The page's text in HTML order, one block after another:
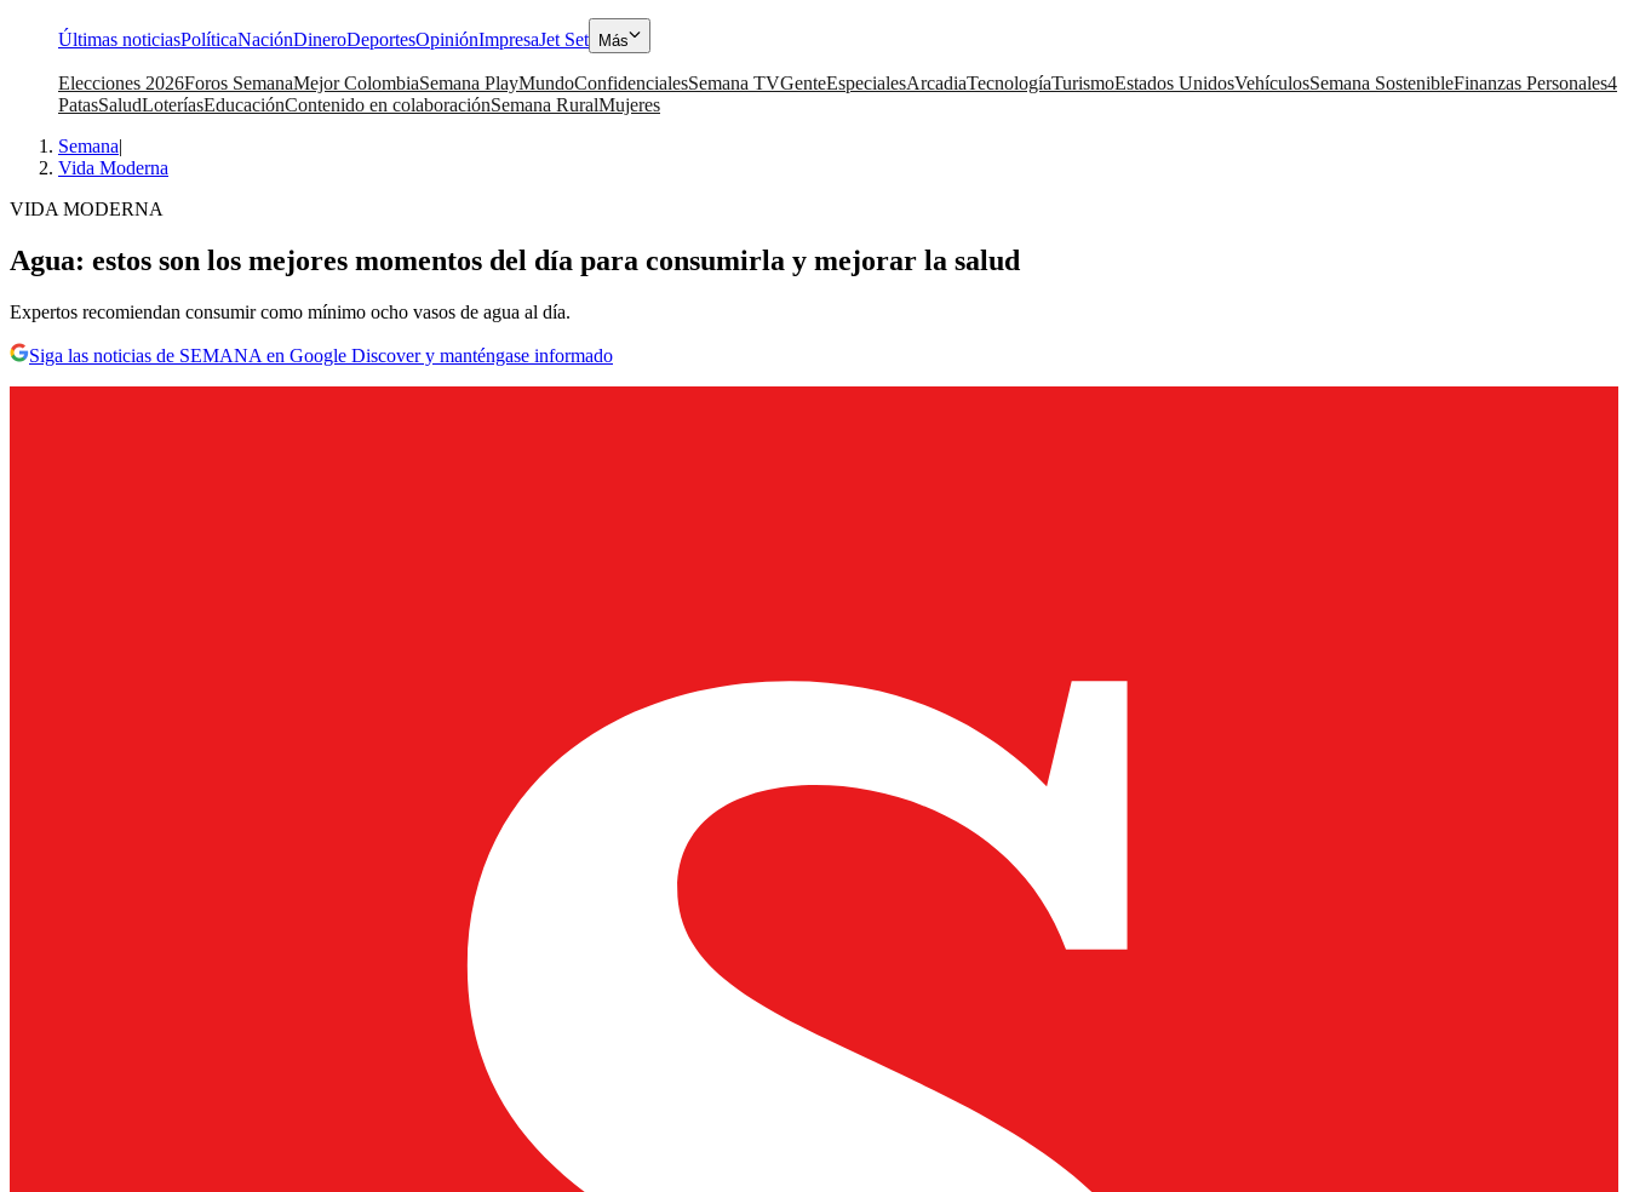
Últimas noticiasPolíticaNaciónDineroDeportesOpiniónImpresaJet Set Más
Elecciones 2026Foros SemanaMejor ColombiaSemana PlayMundoConfidencialesSemana TVGenteEspecialesArcadiaTecnologíaTurismoEstados UnidosVehículosSemana SostenibleFinanzas Personales4
PatasSaludLoteríasEducaciónContenido en colaboraciónSemana RuralMujeres
Semana|
Vida Moderna
VIDA MODERNA
Agua: estos son los mejores momentos del día para consumirla y mejorar la salud
Expertos recomiendan consumir como mínimo ocho vasos de agua al día.
Siga las noticias de SEMANA en Google Discover y manténgase informado